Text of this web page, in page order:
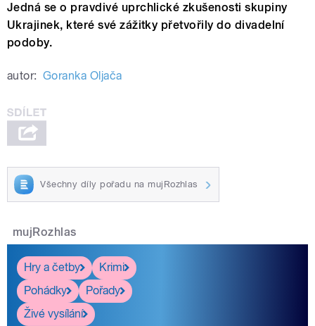
Jedná se o pravdivé uprchlické zkušenosti skupiny
Ukrajinek, které své zážitky přetvořily do divadelní
podoby.
autor: Goranka Oljača
Všechny díly pořadu na mujRozhlas
mujRozhlas
Hry a četby
Krimi
Pohádky
Pořady
Živé vysílání